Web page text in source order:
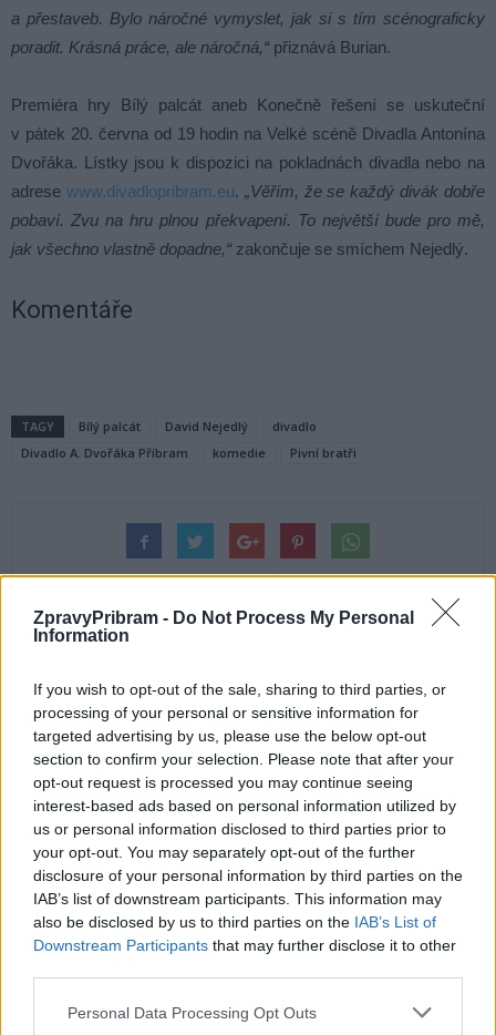
ZpravyPribram - Do Not Process My Personal
Information
If you wish to opt-out of the sale, sharing to third parties, or
processing of your personal or sensitive information for
targeted advertising by us, please use the below opt-out
section to confirm your selection. Please note that after your
opt-out request is processed you may continue seeing
interest-based ads based on personal information utilized by
us or personal information disclosed to third parties prior to
your opt-out. You may separately opt-out of the further
disclosure of your personal information by third parties on the
IAB’s list of downstream participants. This information may
also be disclosed by us to third parties on the IAB’s List of
Downstream Participants that may further disclose it to other
Personal Data Processing Opt Outs
a přestaveb. Bylo náročné vymyslet, jak si s tím scénograficky
poradit. Krásná práce, ale náročná,“ přiznává Burian.
Premiéra hry Bílý palcát aneb Konečně řešení se uskuteční
v pátek 20. června od 19 hodin na Velké scéně Divadla Antonína
Dvořáka. Lístky jsou k dispozici na pokladnách divadla nebo na
adrese www.divadlopribram.eu. „Věřím, že se každý divák dobře
pobaví. Zvu na hru plnou překvapení. To největší bude pro mě,
jak všechno vlastně dopadne,“ zakončuje se smíchem Nejedlý.
Komentáře
TAGY Bílý palcát David Nejedlý
divadlo
Divadlo A. Dvořáka Příbram
komedie Pivní bratři
Obrovský zájem o příbramský
archiv: Přednáška o „české
čachtické paní“ se kvůli náporu
veřejnosti zopakuje dopoledne
Děti ze ZŠ Bohutín rozdávaly
řidičům sluníčka – a jedno
„zamračené“ skončilo pokutou
SOUVISEJÍCÍ ČLÁNKY
VÍCE OD AUTORA
Dnes se v Příbrami otevře výstava